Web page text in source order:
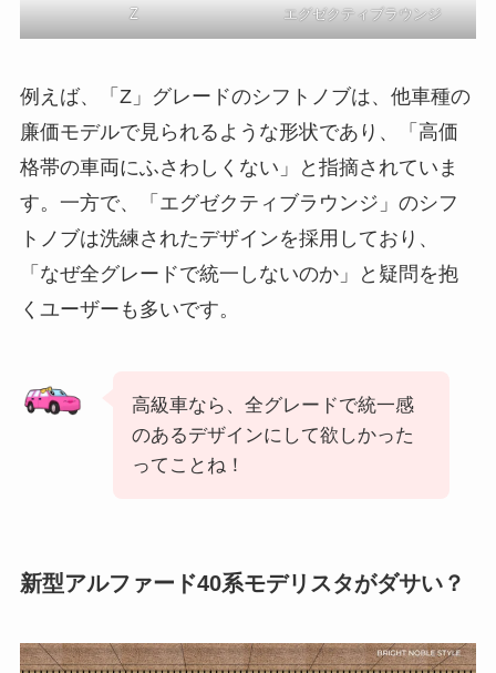
Z エグゼクティブラウンジ
例えば、「Z」グレードのシフトノブは、他車種の
廉価モデルで見られるような形状であり、「高価
格帯の車両にふさわしくない」と指摘されていま
す。一方で、「エグゼクティブラウンジ」のシフ
トノブは洗練されたデザインを採用しており、
「なぜ全グレードで統一しないのか」と疑問を抱
くユーザーも多いです。
高級車なら、全グレードで統一感
のあるデザインにして欲しかった
ってことね！
新型アルファード40系モデリスタがダサい？